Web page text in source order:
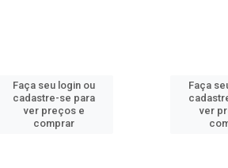
Faça seu login ou
cadastre-se para
ver preços e
comprar
Faça
ver